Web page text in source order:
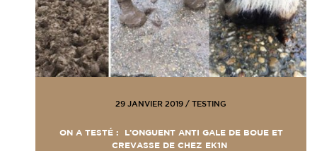
29 JANVIER 2019 / TESTING
ON A TESTÉ : L’ONGUENT ANTI GALE DE BOUE ET
CREVASSE DE CHEZ EK1N